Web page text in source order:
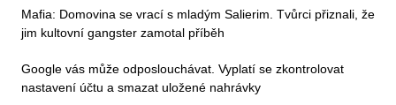
Mafia: Domovina se vrací s mladým Salierim. Tvůrci přiznali, že
jim kultovní gangster zamotal příběh
Google vás může odposlouchávat. Vyplatí se zkontrolovat
nastavení účtu a smazat uložené nahrávky